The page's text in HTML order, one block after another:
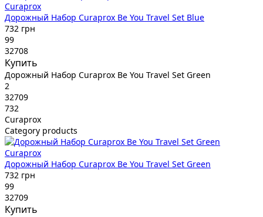
Curaprox
Дорожный Набор Curaprox Be You Travel Set Blue
732 грн
99
32708
Купить
Дорожный Набор Curaprox Be You Travel Set Green
2
32709
732
Curaprox
Category products
Curaprox
Дорожный Набор Curaprox Be You Travel Set Green
732 грн
99
32709
Купить